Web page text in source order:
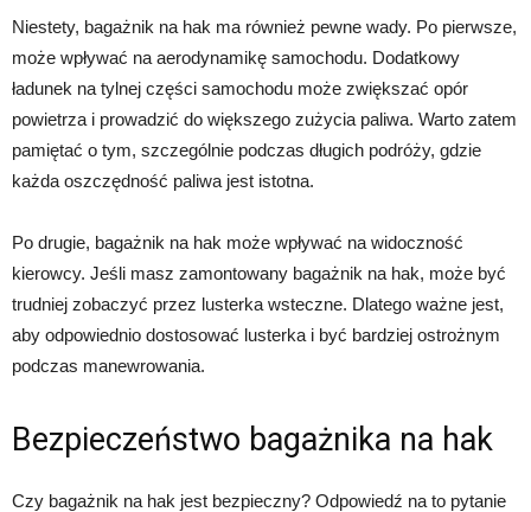
Niestety, bagażnik na hak ma również pewne wady. Po pierwsze,
może wpływać na aerodynamikę samochodu. Dodatkowy
ładunek na tylnej części samochodu może zwiększać opór
powietrza i prowadzić do większego zużycia paliwa. Warto zatem
pamiętać o tym, szczególnie podczas długich podróży, gdzie
każda oszczędność paliwa jest istotna.
Po drugie, bagażnik na hak może wpływać na widoczność
kierowcy. Jeśli masz zamontowany bagażnik na hak, może być
trudniej zobaczyć przez lusterka wsteczne. Dlatego ważne jest,
aby odpowiednio dostosować lusterka i być bardziej ostrożnym
podczas manewrowania.
Bezpieczeństwo bagażnika na hak
Czy bagażnik na hak jest bezpieczny? Odpowiedź na to pytanie